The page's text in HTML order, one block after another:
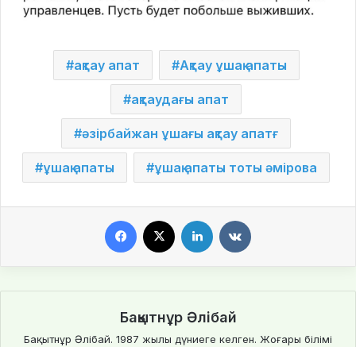
ақтау апат Ақтау ұшақ апаты
ақтаудағы апат
әзірбайжан ұшағы ақтау апатғ
ұшақ апаты ұшақ апаты тоты әмірова
Facebook LinkedIn
Бақытнұр Әлібай
Бақытнұр Әлібай. 1987 жылы дүниеге келген. Жоғары білімі